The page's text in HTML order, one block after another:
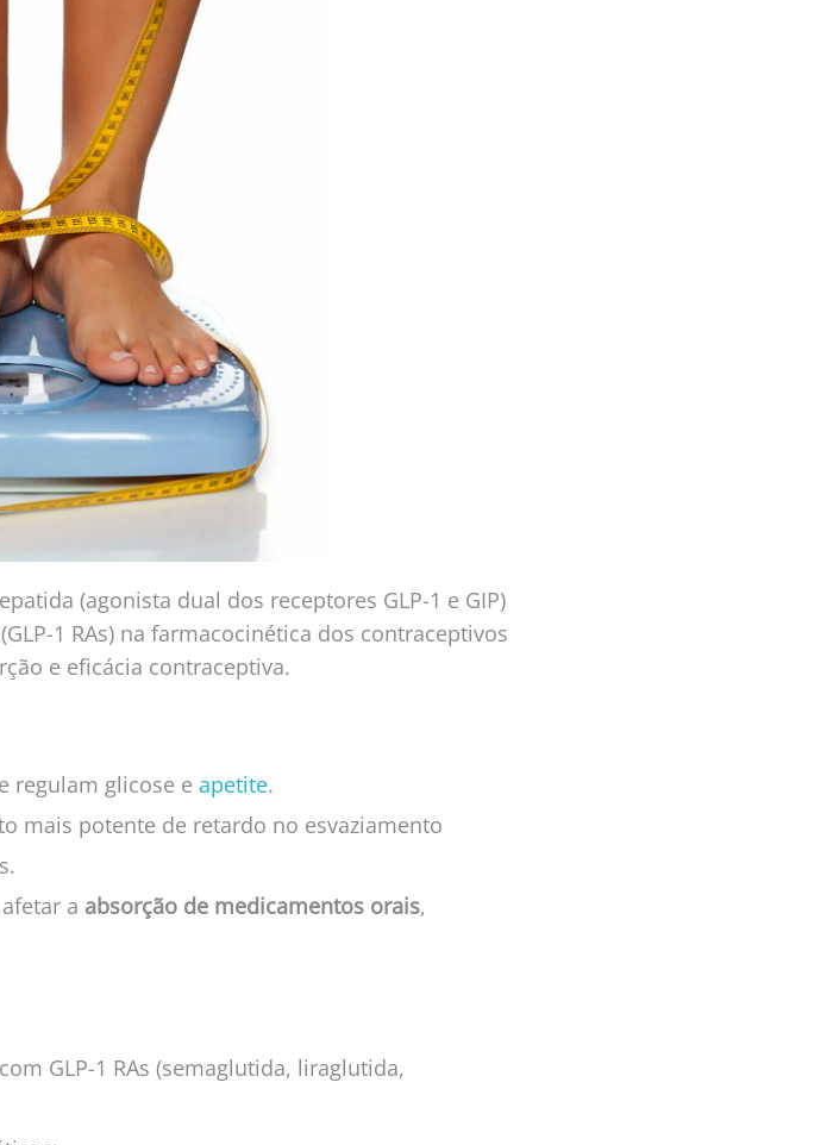
(agonista dual dos receptores GLP-1 e GIP)
1 RAs) na farmacocinética dos contraceptivos
e eficácia contraceptiva.
regulam glicose e apetite.
mais potente de retardo no esvaziamento
a absorção de medicamentos orais,
GLP-1 RAs (semaglutida, liraglutida,